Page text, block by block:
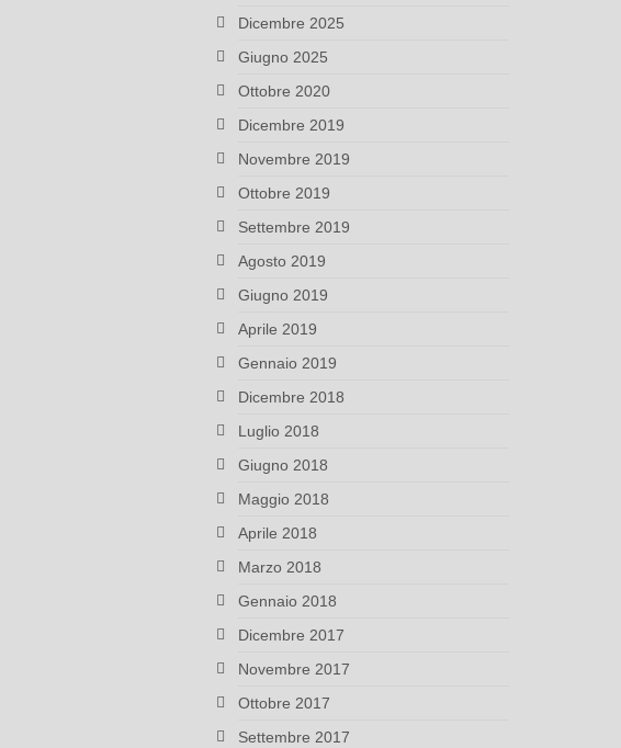
Dicembre 2025
Giugno 2025
Ottobre 2020
Dicembre 2019
Novembre 2019
Ottobre 2019
Settembre 2019
Agosto 2019
Giugno 2019
Aprile 2019
Gennaio 2019
Dicembre 2018
Luglio 2018
Giugno 2018
Maggio 2018
Aprile 2018
Marzo 2018
Gennaio 2018
Dicembre 2017
Novembre 2017
Ottobre 2017
Settembre 2017